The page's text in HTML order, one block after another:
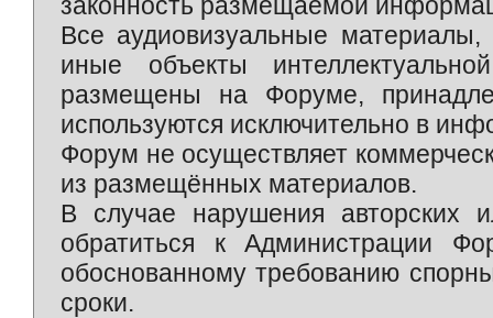
Все аудиовизуальные
иные объекты
размещены на Форуме,
используются исключительно в
Форум не осуществляет
из размещённых материалов.
В случае нарушения авторских
обратиться к Администрации
обоснованному требованию
сроки.